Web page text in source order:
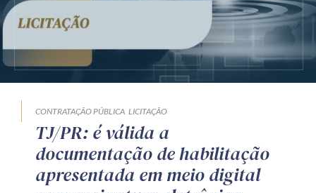
CONTRATAÇÃO PÚBLICA LICITAÇÃO
TJ/PR: é válida a
documentação de habilitação
apresentada em meio digital